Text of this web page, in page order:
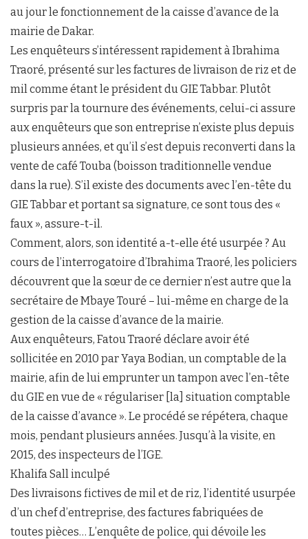
au jour le fonctionnement de la caisse d’avance de la
mairie de Dakar.
Les enquêteurs s’intéressent rapidement à Ibrahima
Traoré, présenté sur les factures de livraison de riz et de
mil comme étant le président du GIE Tabbar. Plutôt
surpris par la tournure des événements, celui-ci assure
aux enquêteurs que son entreprise n’existe plus depuis
plusieurs années, et qu’il s’est depuis reconverti dans la
vente de café Touba (boisson traditionnelle vendue
dans la rue). S’il existe des documents avec l’en-tête du
GIE Tabbar et portant sa signature, ce sont tous des «
faux », assure-t-il.
Comment, alors, son identité a-t-elle été usurpée ? Au
cours de l’interrogatoire d’Ibrahima Traoré, les policiers
découvrent que la sœur de ce dernier n’est autre que la
secrétaire de Mbaye Touré – lui-même en charge de la
gestion de la caisse d’avance de la mairie.
Aux enquêteurs, Fatou Traoré déclare avoir été
sollicitée en 2010 par Yaya Bodian, un comptable de la
mairie, afin de lui emprunter un tampon avec l’en-tête
du GIE en vue de « régulariser [la] situation comptable
de la caisse d’avance ». Le procédé se répétera, chaque
mois, pendant plusieurs années. Jusqu’à la visite, en
2015, des inspecteurs de l’IGE.
Khalifa Sall inculpé
Des livraisons fictives de mil et de riz, l’identité usurpée
d’un chef d’entreprise, des factures fabriquées de
toutes pièces… L’enquête de police, qui dévoile les